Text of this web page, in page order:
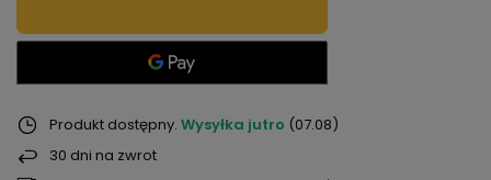
Produkt dostępny Wysyłka jutro (07.08)
30 dni na zwrot